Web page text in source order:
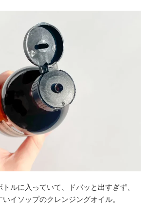
ルに入っていて、ドバッと出すぎず、
イソップのクレンジングオイル。